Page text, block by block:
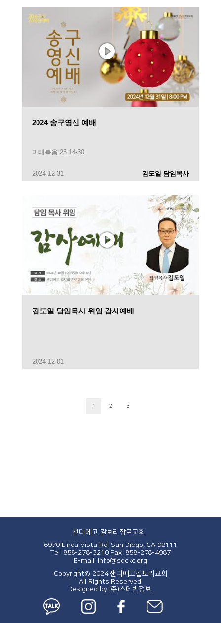
2024 송구영신 예배
마태복음 25:14-30
2024-12-31 김도일 담임목사
김도일 담임목사 위임 감사예배
2024-12-01
1 2 3
샌디에고 갈보리장로교회
6970 Linda Vista Rd. San Diego, CA 92111
Tel: 858-278-3210 Fax: 858-278-4987
E-mail: info@sdckc.org
Copyright© 2024 샌디에고갈보리교회
All Rights Reserved.
Designed by (주)스데반정보.